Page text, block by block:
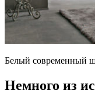
Белый современный
Немного из